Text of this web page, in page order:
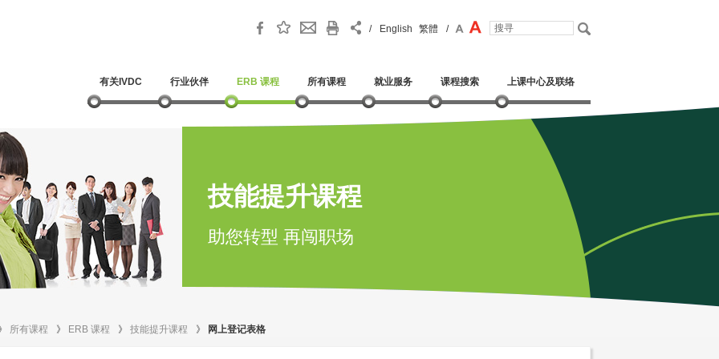
/ English 繁體 /
有关IVDC 行业伙伴 ERB 课程 所有课程 就业服务 课程搜索 上课中心及联络
技能提升课程
助您转型 再闯职场
所有课程 》 ERB 课程 》 技能提升课程 》 网上登记表格